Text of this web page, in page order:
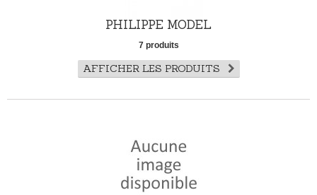
PHILIPPE MODEL
7 produits
AFFICHER LES PRODUITS